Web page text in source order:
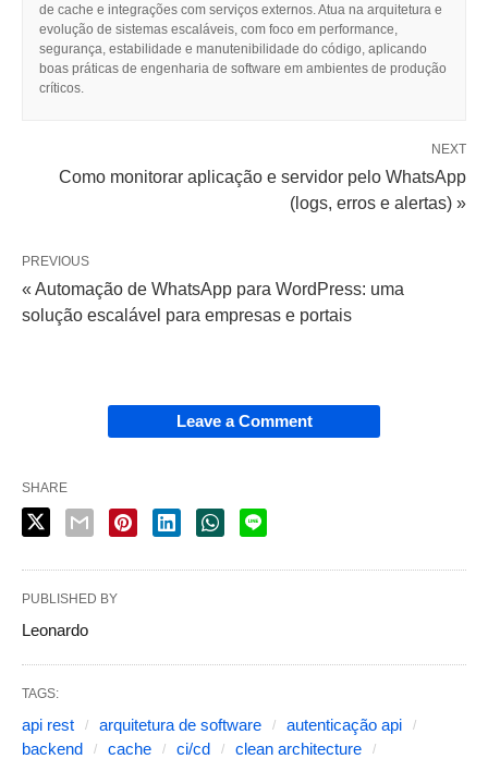
de cache e integrações com serviços externos. Atua na arquitetura e
evolução de sistemas escaláveis, com foco em performance,
segurança, estabilidade e manutenibilidade do código, aplicando
boas práticas de engenharia de software em ambientes de produção
críticos.
NEXT
Como monitorar aplicação e servidor pelo WhatsApp
(logs, erros e alertas) »
PREVIOUS
« Automação de WhatsApp para WordPress: uma
solução escalável para empresas e portais
Leave a Comment
SHARE
PUBLISHED BY
Leonardo
TAGS:
api rest arquitetura de software
autenticação api
backend
cache ci/cd
clean architecture